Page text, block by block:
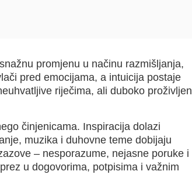
promjenu u načinu razmišljanja,
pred emocijama, a intuicija postaje
riječima, ali duboko
činjenicama. Inspiracija dolazi
muzika i duhovne teme dobijaju
– nesporazume, nejasne poruke i
u dogovorima, potpisima i važnim